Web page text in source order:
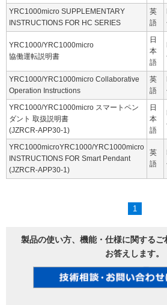
YRC1000micro SUPPLEMENTARY
INSTRUCTIONS FOR HC SERIES
英
語
YRC1000/YRC1000micro
協働運転説明書
日
本
語
YRC1000/YRC1000micro Collaborative
Operation Instructions
英
語
YRC1000/YRC1000micro スマートペン
ダント 取扱説明書
(JZRCR-APP30-1)
日
本
語
YRC1000microYRC1000/YRC1000micro
INSTRUCTIONS FOR Smart Pendant
(JZRCR-APP30-1)
英
語
1
製品の使い方、機能・仕様に関する
お答えします。